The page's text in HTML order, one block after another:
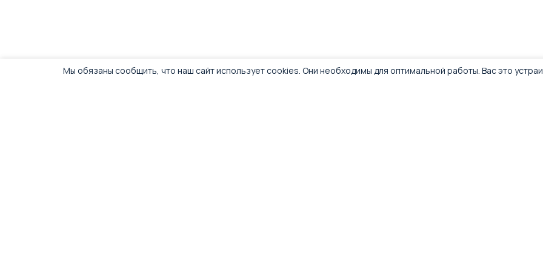
Мы обязаны сообщить, что наш сайт использует cookies. Они необходимы для оптимальной работы. Вас это